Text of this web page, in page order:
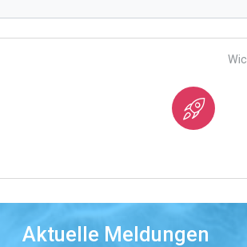
Aktuelle Meldungen